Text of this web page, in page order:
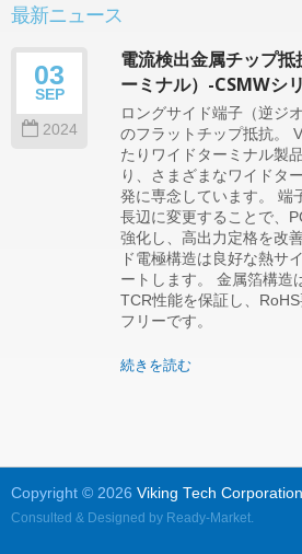
最新ニュース
03
SEP
2024
電流検出金属チップ抵
ーミナル）-CSMWシ
ロングサイド端子（逆ジ
のフラットチップ抵抗。
たりワイドターミナル製
り、さまざまなワイドタ
発に専念しています。 端
長辺に変更することで、
強化し、高出力定格を改
ド電極構造は良好な熱サ
ートします。 金属箔構造
TCR性能を保証し、
フリーです。
続きを読む
Copyright © 2026 Viking Tech Corporation
Consulted & Designed by Ready-Market.